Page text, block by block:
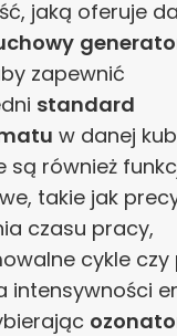
jaką oferuje
zapewnić
standard
w danej
są również
takie jak
czasu pracy,
cykle czy
intensywności